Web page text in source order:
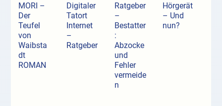
MORI –
Der
Teufel
von
Waibsta
dt
ROMAN
Digitaler
Tatort
Internet
–
Ratgeber
Ratgeber
–
Bestatter
:
Abzocke
und
Fehler
vermeide
n
Hörgerät
– Und
nun?